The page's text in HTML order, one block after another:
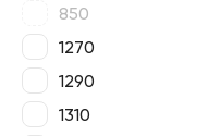
850
1270
1290
1310